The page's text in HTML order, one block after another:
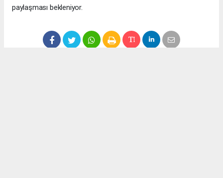
paylaşması bekleniyor.